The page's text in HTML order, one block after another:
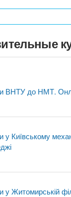
ВНТУ до НМТ.
у Київському
у Житомирській